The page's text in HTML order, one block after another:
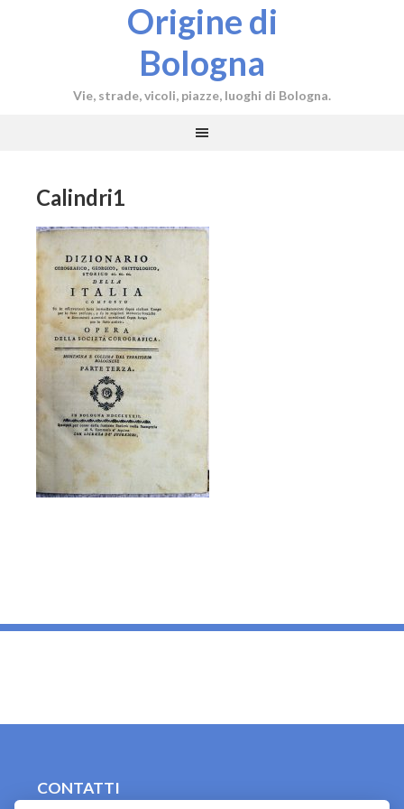
Origine di
Bologna
Vie, strade, vicoli, piazze, luoghi di Bologna.
Calindri1
CONTATTI